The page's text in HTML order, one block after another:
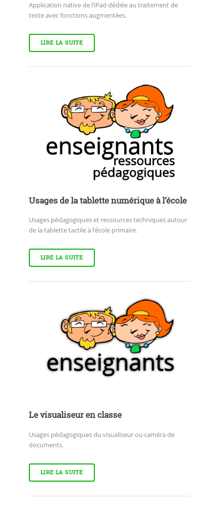
Application native de l’iPad dédiée au traitement de
texte avec fonctions augmentées.
LIRE LA SUITE
Usages de la tablette numérique à l’école
Usages pédagogiques et ressources techniques autour
de la tablette tactile à l’école primaire.
LIRE LA SUITE
Le visualiseur en classe
Usages pédagogiques du visualiseur ou caméra de
documents.
LIRE LA SUITE